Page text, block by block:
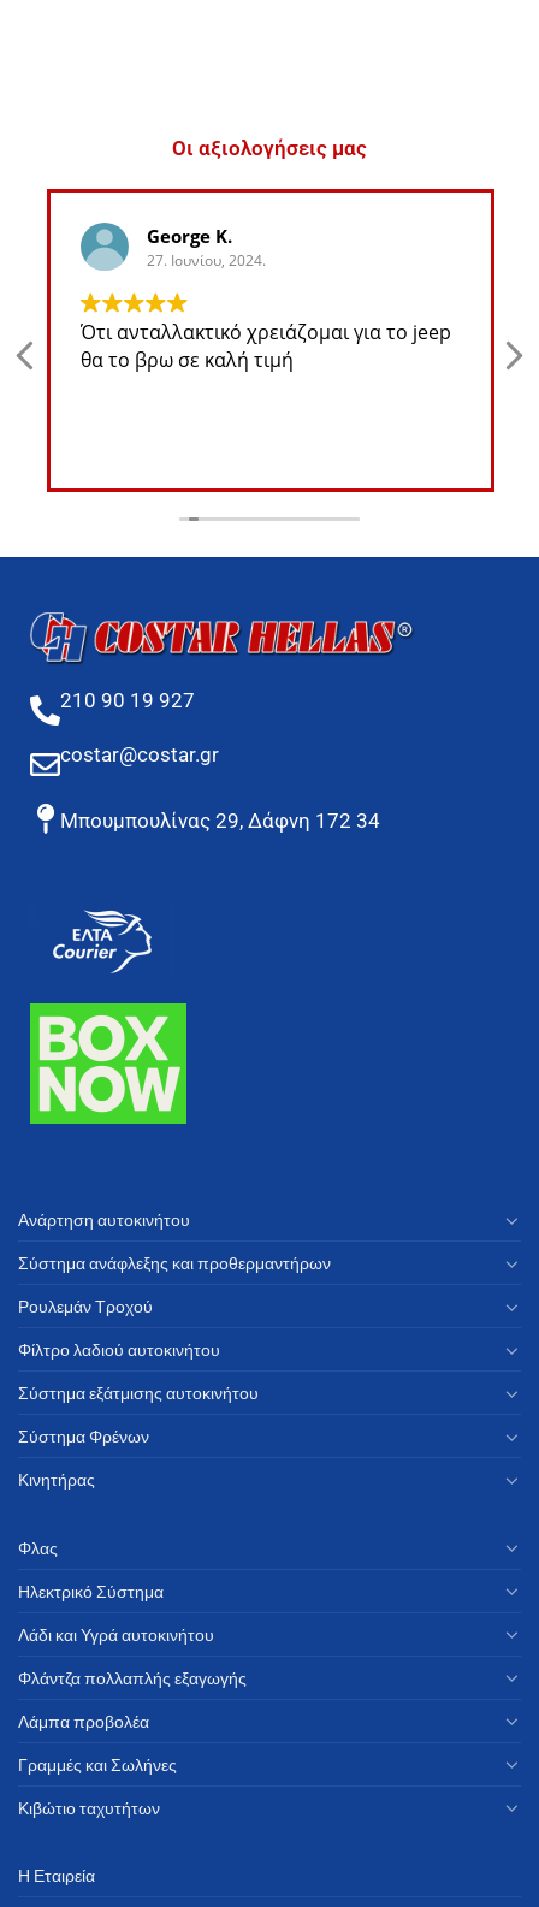
Οι αξιολογήσεις μας
George K.
27. Ιουνίου, 2024.
Ότι ανταλλακτικό χρειάζομαι για το jeep
θα το βρω σε καλή τιμή
210 90 19 927
costar@costar.gr
Μπουμπουλίνας 29, Δάφνη 172 34
Ανάρτηση αυτοκινήτου
Σύστημα ανάφλεξης και προθερμαντήρων
Ρουλεμάν Τροχού
Φίλτρο λαδιού αυτοκινήτου
Σύστημα εξάτμισης αυτοκινήτου
Σύστημα Φρένων
Κινητήρας
Φλας
Ηλεκτρικό Σύστημα
Λάδι και Υγρά αυτοκινήτου
Φλάντζα πολλαπλής εξαγωγής
Λάμπα προβολέα
Γραμμές και Σωλήνες
Κιβώτιο ταχυτήτων
Η Εταιρεία